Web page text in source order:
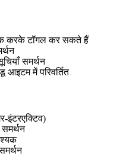
करके टॉगल कर सकते हैं
समर्थन
में परिवर्तित
इंटरएक्टिव)
समर्थन